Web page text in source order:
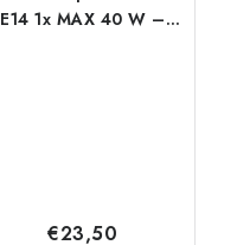
E14 1x MAX 40 W –
€23,50